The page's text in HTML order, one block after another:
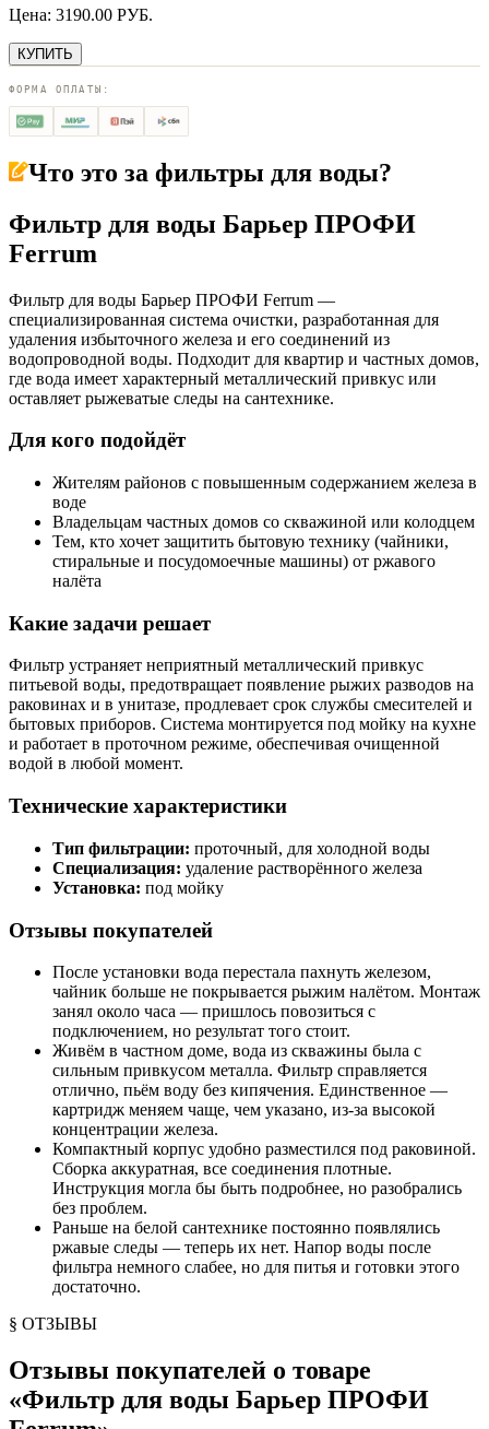
Цена: 3190.00 РУБ.
КУПИТЬ
ФОРМА ОПЛАТЫ:
Что это за фильтры для воды?
Фильтр для воды Барьер ПРОФИ
Ferrum
Фильтр для воды Барьер ПРОФИ Ferrum —
специализированная система очистки, разработанная для
удаления избыточного железа и его соединений из
водопроводной воды. Подходит для квартир и частных домов,
где вода имеет характерный металлический привкус или
оставляет рыжеватые следы на сантехнике.
Для кого подойдёт
Жителям районов с повышенным содержанием железа в
воде
Владельцам частных домов со скважиной или колодцем
Тем, кто хочет защитить бытовую технику (чайники,
стиральные и посудомоечные машины) от ржавого
налёта
Какие задачи решает
Фильтр устраняет неприятный металлический привкус
питьевой воды, предотвращает появление рыжих разводов на
раковинах и в унитазе, продлевает срок службы смесителей и
бытовых приборов. Система монтируется под мойку на кухне
и работает в проточном режиме, обеспечивая очищенной
водой в любой момент.
Технические характеристики
Тип фильтрации: проточный, для холодной воды
Специализация: удаление растворённого железа
Установка: под мойку
Отзывы покупателей
После установки вода перестала пахнуть железом,
чайник больше не покрывается рыжим налётом. Монтаж
занял около часа — пришлось повозиться с
подключением, но результат того стоит.
Живём в частном доме, вода из скважины была с
сильным привкусом металла. Фильтр справляется
отлично, пьём воду без кипячения. Единственное —
картридж меняем чаще, чем указано, из-за высокой
концентрации железа.
Компактный корпус удобно разместился под раковиной.
Сборка аккуратная, все соединения плотные.
Инструкция могла бы быть подробнее, но разобрались
без проблем.
Раньше на белой сантехнике постоянно появлялись
ржавые следы — теперь их нет. Напор воды после
фильтра немного слабее, но для питья и готовки этого
достаточно.
§ ОТЗЫВЫ
Отзывы покупателей о товаре
«Фильтр для воды Барьер ПРОФИ